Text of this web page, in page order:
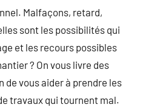
Malfaçons, retard,
sont les possibilités qui
et les recours possibles
? On vous livre des
de vous aider à prendre les
travaux qui tournent mal.